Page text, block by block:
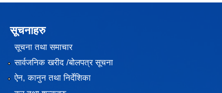
सूचनाहरु
सूचना तथा समाचार
सार्वजनिक खरीद /बोलपत्र सूचना
ऐन, कानुन तथा निर्देशिका